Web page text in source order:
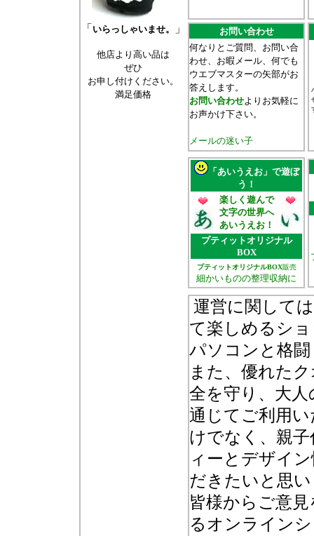
「 いらっしゃいませ。 」
他店より高い品は
ぜひ
お申し付けください。
満足価格
お問い合わせ
何なりとご質問、お問い合
わせ、お暇メール、何でも
ウエブマスターの矢部がお
答えします。
お問い合わせよりお気軽に
お声かけ下さい。
メールの迷い子
「あいうえお」で遊ぼ
う！
楽しく遊んで
文字の世界へ
あいうえお！
プティットオリジナル
BOX
プティットオリジナルBOX販売
細かいものの整理収納に
運営に関して
て楽しめるシ
パソコンと格
また、優れた
全を守り、大
通じてご利用
けでなく、親
ィーとデザイ
だきたいと思
皆様からご意
るオンライン